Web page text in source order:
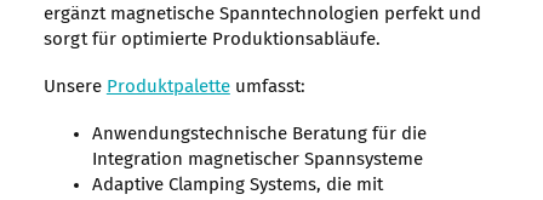
ergänzt magnetische Spanntechnologien perfekt und
sorgt für optimierte Produktionsabläufe.
Unsere Produktpaletteumfasst:
Anwendungstechnische Beratung für die
Integration magnetischer Spannsysteme
Adaptive Clamping Systems, die mit